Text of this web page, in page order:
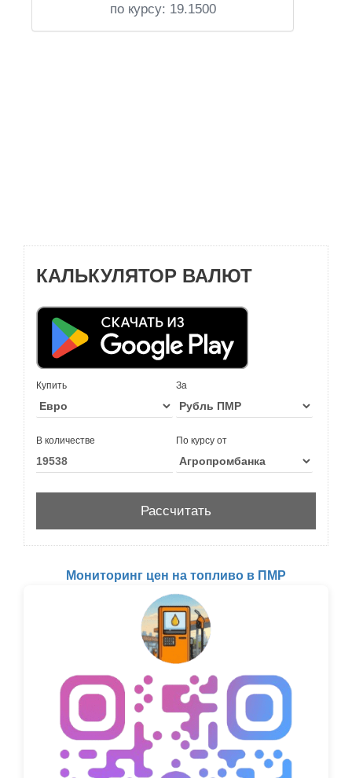
по курсу: 19.1500
КАЛЬКУЛЯТОР ВАЛЮТ
Купить За
В количестве По курсу от
Мониторинг цен на топливо в ПМР